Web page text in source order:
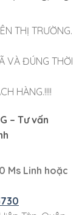
THỊ TRƯỜNG.
VÀ ĐÚNG THỜI
HÀNG.!!!!
– Tư vấn
Ms Linh hoặc